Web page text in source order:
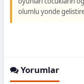
olumlu yonde
Yorumlar